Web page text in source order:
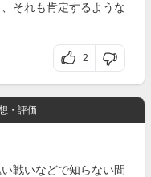
それも肯定するような
2
・評価
戦いなどで知らない間